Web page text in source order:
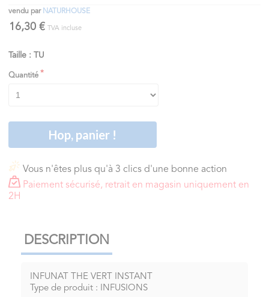
vendu par NATURHOUSE
16,30 € TVA incluse
Taille : TU
Quantité
Hop, panier !
Vous n'êtes plus qu'à 3 clics d'une bonne action
Paiement sécurisé, retrait en magasin uniquement en
2H
DESCRIPTION
INFUNAT THE VERT INSTANT
Type de produit : INFUSIONS